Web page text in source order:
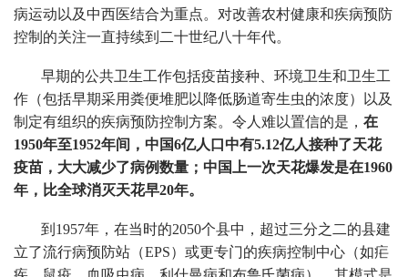
病运动以及中西医结合为重点。对改善农村健康和疾病预防
控制的关注一直持续到二十世纪八十年代。
早期的公共卫生工作包括疫苗接种、环境卫生和卫生工
作（包括早期采用粪便堆肥以降低肠道寄生虫的浓度）以及
制定有组织的疾病预防控制方案。令人难以置信的是， 在
1950年至1952年间，中国6亿人口中有5.12亿人接种了天花
疫苗，大大减少了病例数量；中国上一次天花爆发是在1960
年，比全球消灭天花早20年。
到1957年，在当时的2050个县中，超过三分之二的县建
立了流行病预防站（EPS）或更专门的疾病控制中心（如疟